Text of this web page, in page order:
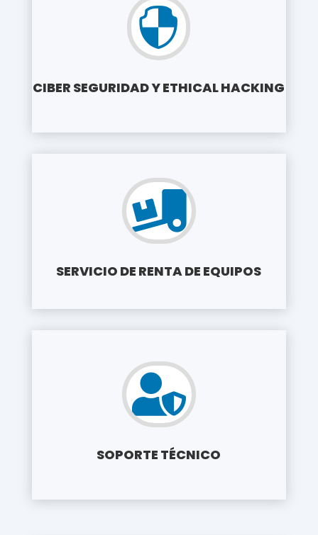

CIBER SEGURIDAD Y ETHICAL HACKING

SERVICIO DE RENTA DE EQUIPOS

SOPORTE TÉCNICO